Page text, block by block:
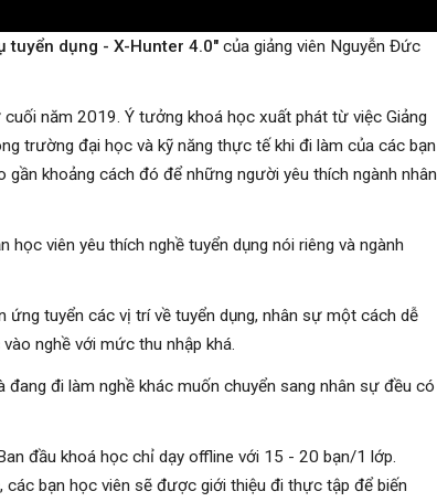
tuyển dụng - X-Hunter 4.0" của giảng viên Nguyễn Đức
năm 2019. Ý tưởng khoá học xuất phát từ việc Giảng
trường đại học và kỹ năng thực tế khi đi làm của các bạn
khoảng cách đó để những người yêu thích ngành nhân
viên yêu thích nghề tuyển dụng nói riêng và ngành
tuyển các vị trí về tuyển dụng, nhân sự một cách dễ
nghề với mức thu nhập khá.
đi làm nghề khác muốn chuyển sang nhân sự đều có
đầu khoá học chỉ dạy offline với 15 - 20 bạn/1 lớp.
các bạn học viên sẽ được giới thiệu đi thực tập để biến